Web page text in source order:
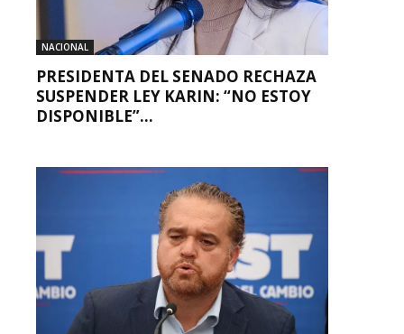
NACIONAL
PRESIDENTA DEL SENADO RECHAZA
SUSPENDER LEY KARIN: “NO ESTOY
DISPONIBLE”...